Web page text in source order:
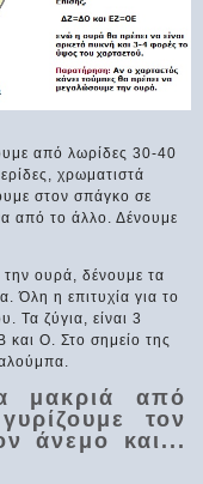
από λωρίδες 30-40
χρωματιστά
στον σπάγκο σε
από το άλλο. Δένουμε
ουρά, δένουμε τα
Όλη η επιτυχία για το
Τα ζύγια, είναι 3
και Ο. Στο σημείο της
μακριά από
τον
άνεμο και...